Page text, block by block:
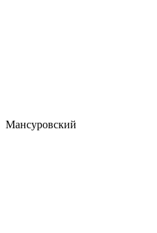
Мансуровский